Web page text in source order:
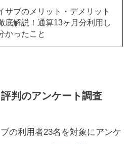
サブのメリット・デメリット
底解説！通算13ヶ月分利用し
かったこと
判のアンケート調査
の利用者23名を対象にアンケ